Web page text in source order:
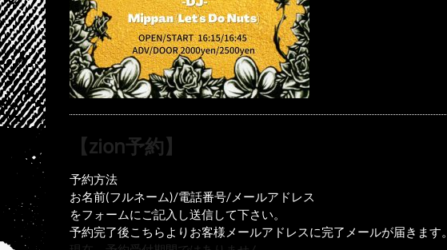
【zion予約】
予約方法
お名前(フルネーム)/電話番号/メールアドレス
をフォームにご記入し送信して下さい。
予約完了後こちらよりお客様メールアドレスに完了メールが届きます。